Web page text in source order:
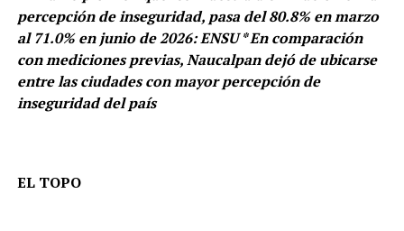
percepción de inseguridad, pasa del 80.8% en marzo
al 71.0% en junio de 2026: ENSU * En comparación
con mediciones previas, Naucalpan dejó de ubicarse
entre las ciudades con mayor percepción de
inseguridad del país
EL TOPO